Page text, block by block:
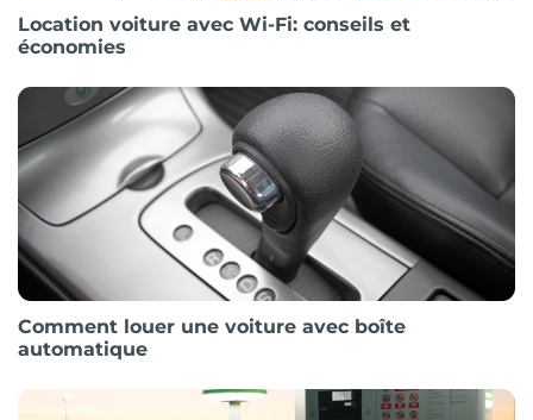
Location voiture avec Wi-Fi: conseils et
économies
Comment louer une voiture avec boîte
automatique